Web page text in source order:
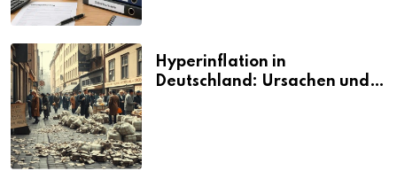
Hyperinflation in
Deutschland: Ursachen und